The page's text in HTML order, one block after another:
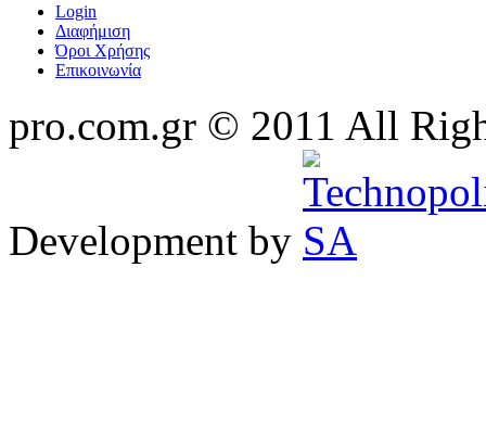
Login
Διαφήμιση
Όροι Χρήσης
Επικοινωνία
pro.com.gr © 2011 All
Development by